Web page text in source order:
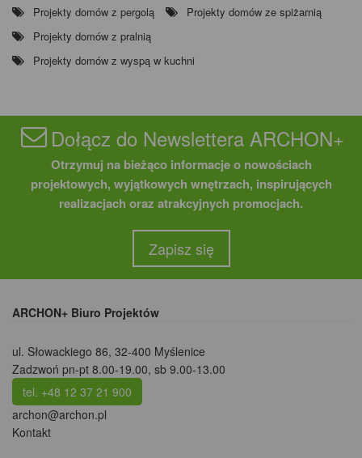
Projekty domów z pergolą
Projekty domów ze spiżarnią
Projekty domów z pralnią
Projekty domów z wyspą w kuchni
Dołącz do Newslettera ARCHON+
Otrzymuj na bieżąco informacje o nowościach
projektowych, wyjątkowych wnętrzach, inspirujących
realizacjach oraz atrakcyjnych promocjach.
Zapisz się
ARCHON+ Biuro Projektów
ul. Słowackiego 86, 32-400 Myślenice
Zadzwoń pn-pt 8.00-19.00, sb 9.00-13.00
tel. +48 12 37 21 900
archon@archon.pl
Kontakt